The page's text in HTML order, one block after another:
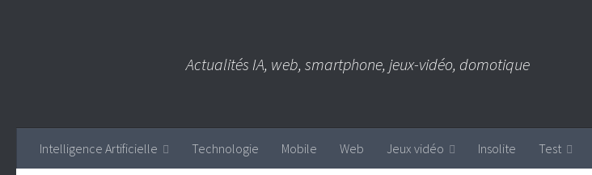
Actualités IA, web, smartphone, jeux-vidéo, domotique
Intelligence Artificielle Technologie Mobile Web Jeux vidéo Insolite Test